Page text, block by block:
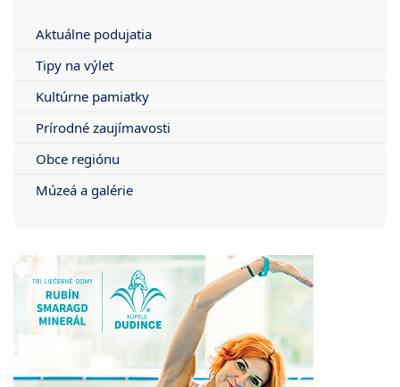
Aktuálne podujatia
Tipy na výlet
Kultúrne pamiatky
Prírodné zaujímavosti
Obce regiónu
Múzeá a galérie